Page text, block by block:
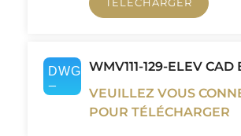
WMV111-129-ELEV CAD
VEUILLEZ VOUS
POUR TÉLÉCHARGER